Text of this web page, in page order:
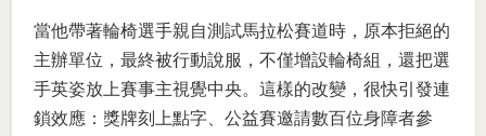
當他帶著輪椅選手親自測試馬拉松賽道時，原本拒絕的
主辦單位，最終被行動說服，不僅增設輪椅組，還把選
手英姿放上賽事主視覺中央。這樣的改變，很快引發連
鎖效應：獎牌刻上點字、公益賽邀請數百位身障者參